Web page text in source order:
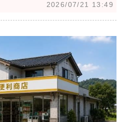
北市龍山寺與景美站。
搜尋範圍，善用實價登
利與租金負擔間取得平
許落差，但透過多方比
掌握區域行情，找到高
效減輕在都會區生活的居
2026/07/21 13:49